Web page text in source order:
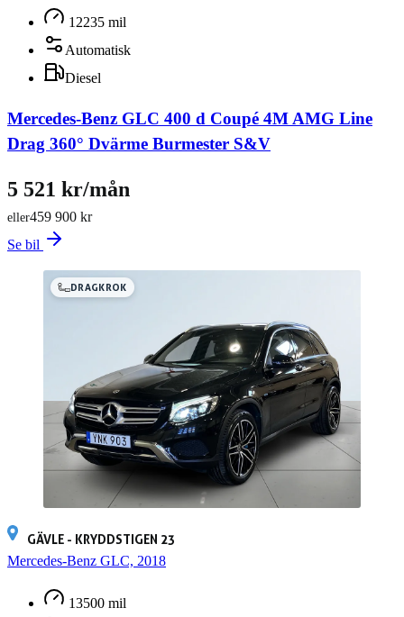
12235 mil
Automatisk
Diesel
Mercedes-Benz GLC 400 d Coupé 4M AMG Line
Drag 360° Dvärme Burmester S&V
459 900 kr
eller
5 521 kr/mån
Se bil
DRAGKROK
GÄVLE - KRYDDSTIGEN 23
Mercedes-Benz GLC, 2018
13500 mil